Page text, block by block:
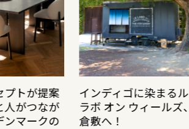
プトが提案
人がつなが
ンマークの
インディゴに染まるル
ラボ オン ウィールズ、
倉敷へ！